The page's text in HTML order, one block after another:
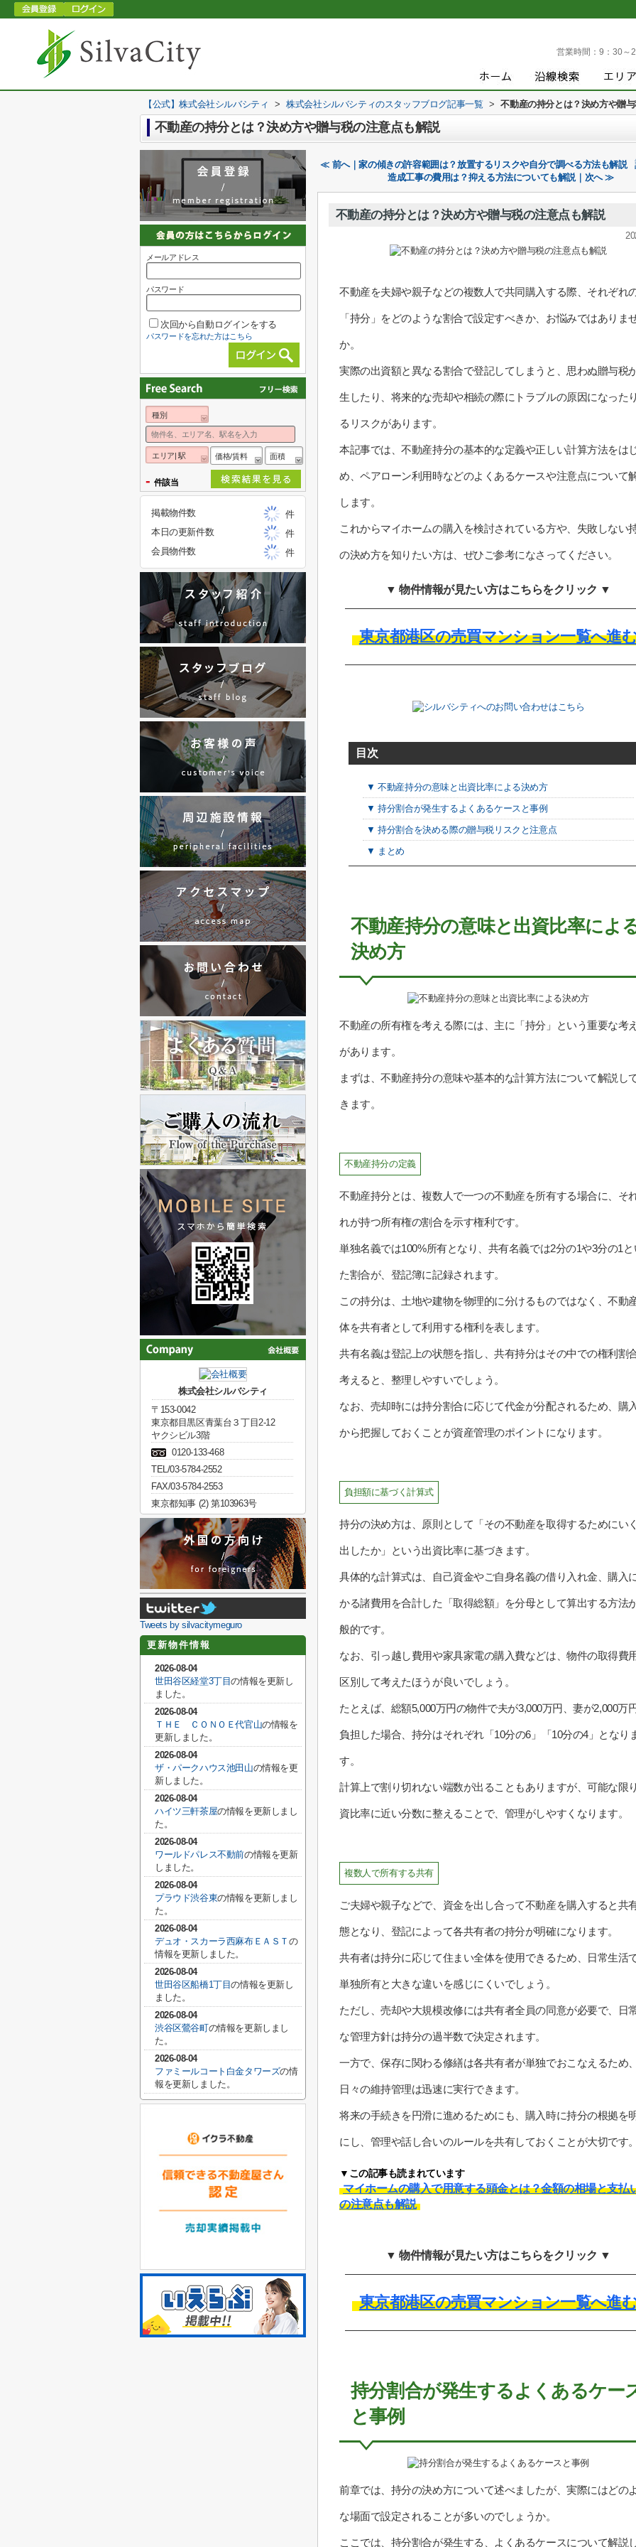
営業時間： 9：30～
【公式】株式会社シルバシティ > 株式会社シルバシティのスタッフブログ記事一覧 > 不動産の持分とは？決め方や贈
不動産の持分とは？決め方や贈与税の注意点も解説
≪ 前へ｜家の傾きの許容範囲は？放置するリスクや自分で調べる方法も解説
造成工事の費用は？抑える方法についても解説｜次へ ≫
不動産の持分とは？決め方や贈与税の注意点も解説
不動産を夫婦や親子などの複数人で共同購入する際、それぞれ
「持分」をどのような割合で設定すべきか、お悩みではありま
か。
実際の出資額と異なる割合で登記してしまうと、思わぬ贈与税
生したり、将来的な売却や相続の際にトラブルの原因になった
るリスクがあります。
本記事では、不動産持分の基本的な定義や正しい計算方法をは
め、ペアローン利用時などのよくあるケースや注意点について
します。
これからマイホームの購入を検討されている方や、失敗しない
の決め方を知りたい方は、ぜひご参考になさってください。
▼ 物件情報が見たい方はこちらをクリック ▼
東京都港区の売買マンション一覧へ進
目次
▼ 不動産持分の意味と出資比率による決め方
▼ 持分割合が発生するよくあるケースと事例
▼ 持分割合を決める際の贈与税リスクと注意点
▼ まとめ
不動産持分の意味と出資比率によ
決め方
不動産の所有権を考える際には、主に「持分」という重要な考
があります。
まずは、不動産持分の意味や基本的な計算方法について解説し
きます。
不動産持分の定義
不動産持分とは、複数人で一つの不動産を所有する場合に、そ
れが持つ所有権の割合を示す権利です。
単独名義では100%所有となり、共有名義では2分の1や3分の1と
た割合が、登記簿に記録されます。
この持分は、土地や建物を物理的に分けるものではなく、不動
体を共有者として利用する権利を表します。
共有名義は登記上の状態を指し、共有持分はその中での権利割
考えると、整理しやすいでしょう。
なお、売却時には持分割合に応じて代金が分配されるため、購
から把握しておくことが資産管理のポイントになります。
負担額に基づく計算式
持分の決め方は、原則として「その不動産を取得するためにい
出したか」という出資比率に基づきます。
具体的な計算式は、自己資金やご自身名義の借り入れ金、購入
かる諸費用を合計した「取得総額」を分母として算出する方法
般的です。
なお、引っ越し費用や家具家電の購入費などは、物件の取得費
区別して考えたほうが良いでしょう。
たとえば、総額5,000万円の物件で夫が3,000万円、妻が2,000万
負担した場合、持分はそれぞれ「10分の6」「10分の4」となり
す。
計算上で割り切れない端数が出ることもありますが、可能な限
資比率に近い分数に整えることで、管理がしやすくなります。
複数人で所有する共有
ご夫婦や親子などで、資金を出し合って不動産を購入すると共
態となり、登記によって各共有者の持分が明確になります。
共有者は持分に応じて住まい全体を使用できるため、日常生活
単独所有と大きな違いを感じにくいでしょう。
ただし、売却や大規模改修には共有者全員の同意が必要で、日
な管理方針は持分の過半数で決定されます。
一方で、保存に関わる修繕は各共有者が単独でおこなえるため、
日々の維持管理は迅速に実行できます。
将来の手続きを円滑に進めるためにも、購入時に持分の根拠を
にし、管理や話し合いのルールを共有しておくことが大切です。
▼この記事も読まれています
マイホームの購入で用意する頭金とは？金額の相場と支払
の注意点も解説
▼ 物件情報が見たい方はこちらをクリック ▼
東京都港区の売買マンション一覧へ進
持分割合が発生するよくあるケー
と事例
前章では、持分の決め方について述べましたが、実際にはどの
な場面で設定されることが多いのでしょうか。
ここでは、持分割合が発生する、よくあるケースについて解説
メールアドレス
パスワード
次回から自動ログインをする
パスワードを忘れた方はこちら
種別
エリア| 駅 価格/賃料 面積
- 件該当
掲載物件数
件
本日の更新件数
件
会員物件数
件
株式会社シルバシティ
〒153-0042
東京都目黒区青葉台３丁目2-12
ヤクシビル3階
0120-133-468
TEL/03-5784-2552
FAX/03-5784-2553
東京都知事 (2) 第103963号
Tweets by silvacitymeguro
更新物件情報
2026-08-04
世田谷区経堂3丁目の情報を更新し
ました。
2026-08-04
ＴＨＥ ＣＯＮＯＥ代官山の情報を
更新しました。
2026-08-04
ザ・パークハウス池田山の情報を更
新しました。
2026-08-04
ハイツ三軒茶屋の情報を更新しまし
た。
2026-08-04
ワールドパレス不動前の情報を更新
しました。
2026-08-04
プラウド渋谷東の情報を更新しまし
た。
2026-08-04
デュオ・スカーラ西麻布ＥＡＳＴの
情報を更新しました。
2026-08-04
世田谷区船橋1丁目の情報を更新し
ました。
2026-08-04
渋谷区鶯谷町の情報を更新しまし
た。
2026-08-04
ファミールコート白金タワーズの情
報を更新しました。